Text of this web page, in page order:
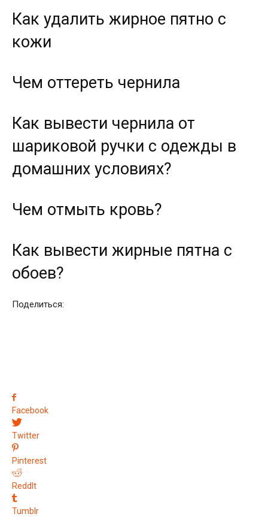
Как удалить жирное пятно с
кожи
Чем оттереть чернила
Как вывести чернила от
шариковой ручки с одежды в
домашних условиях?
Чем отмыть кровь?
Как вывести жирные пятна с
обоев?
Поделиться:
Facebook
Twitter
Pinterest
ReddIt
Tumblr